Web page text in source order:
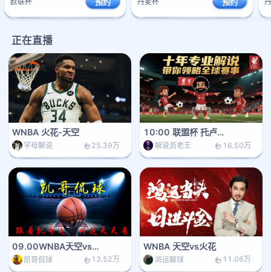
正在直播
WNBA 火花-天空
字母解说 25.39万
10:00 联盟杯 托卢卡-西雅图海湾人
解说员老王 16.50万
09.00WNBA天空vs火花
凯哥侃球 13.52万
WNBA 天空vs火花
鸿运聊球 11.06万